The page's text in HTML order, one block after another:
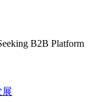
B2B Platform
展